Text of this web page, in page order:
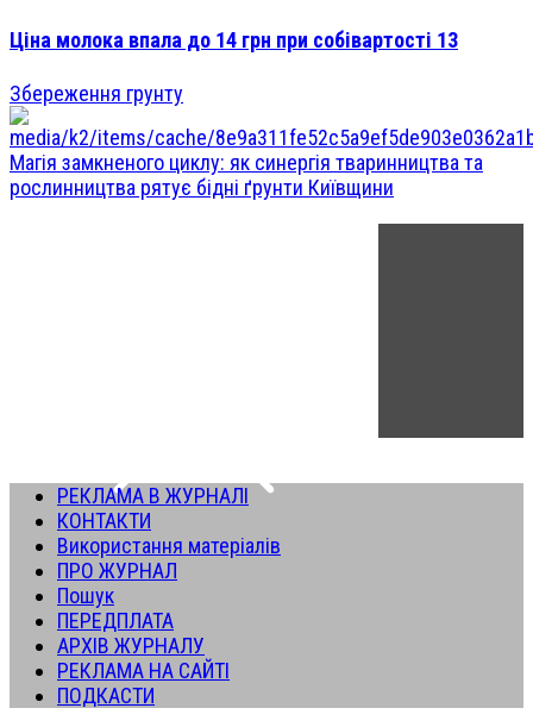
Ціна молока впала до 14 грн при собівартості 13
Збереження грунту
Магія замкненого циклу: як синергія тваринництва та
рослинництва рятує бідні ґрунти Київщини
РЕКЛАМА В ЖУРНАЛІ
КОНТАКТИ
Використання матеріалів
ПРО ЖУРНАЛ
Пошук
ПЕРЕДПЛАТА
АРХІВ ЖУРНАЛУ
РЕКЛАМА НА САЙТІ
ПОДКАСТИ